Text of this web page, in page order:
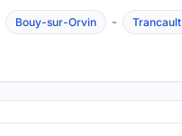
Bouy-sur-Orvin - Trancault